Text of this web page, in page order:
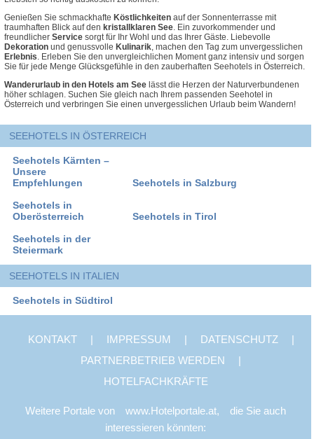
Genießen Sie schmackhafte Köstlichkeiten auf der Sonnenterrasse mit
traumhaften Blick auf den kristallklaren See. Ein zuvorkommender und
freundlicher Service sorgt für Ihr Wohl und das Ihrer Gäste. Liebevolle
Dekoration und genussvolle Kulinarik, machen den Tag zum unvergesslichen
Erlebnis. Erleben Sie den unvergleichlichen Moment ganz intensiv und sorgen
Sie für jede Menge Glücksgefühle in den zauberhaften Seehotels in Österreich.
Wanderurlaub in den Hotels am See lässt die Herzen der Naturverbundenen
höher schlagen. Suchen Sie gleich nach Ihrem passenden Seehotel in
Österreich und verbringen Sie einen unvergesslichen Urlaub beim Wandern!
SEEHOTELS IN ÖSTERREICH
Seehotels Kärnten –
Unsere
Empfehlungen
Seehotels in Salzburg
Seehotels in
Oberösterreich
Seehotels in Tirol
Seehotels in der
Steiermark
SEEHOTELS IN ITALIEN
Seehotels in Südtirol
KONTAKT | IMPRESSUM | DATENSCHUTZ
|
PARTNERBETRIEB WERDEN
|
HOTELFACHKRÄFTE
Weitere Portale von www.Hotelportale.at,
die Sie auch
interessieren könnten: